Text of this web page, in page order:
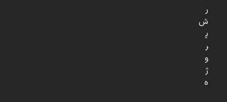
ر
ش
پ
ر
و
ژ
ه